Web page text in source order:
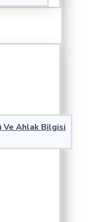
Ve Ahlak Bilgisi